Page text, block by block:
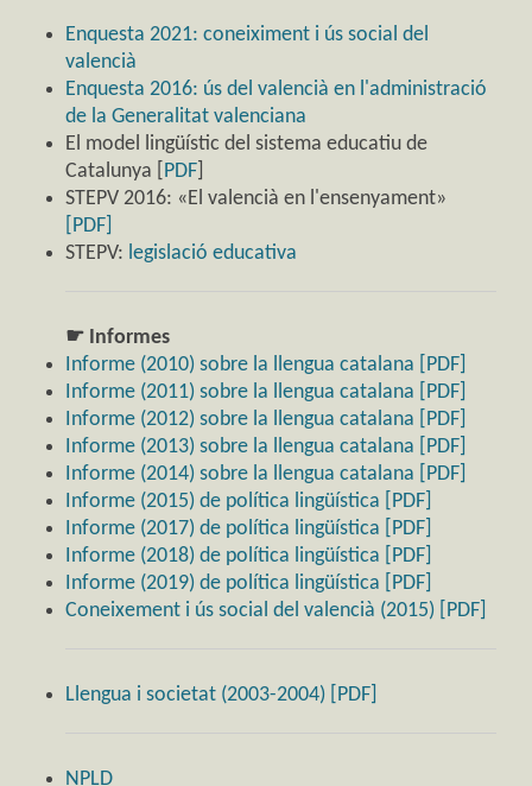
Enquesta 2021: coneiximent i ús social del
valencià
Enquesta 2016: ús del valencià en l'administració
de la Generalitat valenciana
El model lingüístic del sistema educatiu de
Catalunya [
PDF
STEPV 2016: «El valencià en l'ensenyament»
[PDF]
STEPV: legislació educativa
☛ Informes
Informe (2010) sobre la llengua catalana [PDF]
Informe (2011) sobre la llengua catalana [PDF]
Informe (2012) sobre la llengua catalana [PDF]
Informe (2013) sobre la llengua catalana [PDF]
Informe (2014) sobre la llengua catalana [PDF]
Informe (2015) de política lingüística [PDF]
Informe (2017) de política lingüística [PDF]
Informe (2018) de política lingüística [PDF]
Informe (2019) de política lingüística [PDF]
Coneixement i ús social del valencià (2015) [PDF]
Llengua i societat (2003-2004) [PDF]
NPLD